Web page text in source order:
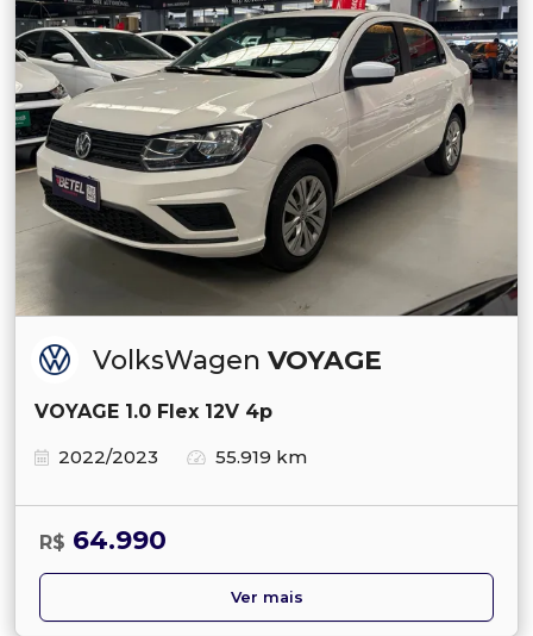
VolksWagen VOYAGE
VOYAGE 1.0 Flex 12V 4p
2022/2023
55.919 km
R$ 64.990
Ver mais